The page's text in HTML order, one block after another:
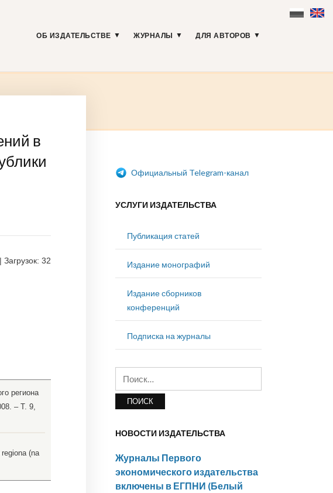
ОБ ИЗДАТЕЛЬСТВЕ ЖУРНАЛЫ ДЛЯ АВТОРОВ
в
| Загрузок: 32
региона
– Т. 9,
(na
Официальный Telegram-канал
УСЛУГИ ИЗДАТЕЛЬСТВА
Публикация статей
Издание монографий
Издание сборников
конференций
Подписка на журналы
НОВОСТИ ИЗДАТЕЛЬСТВА
Журналы Первого
экономического издательства
включены в ЕГПНИ (Белый